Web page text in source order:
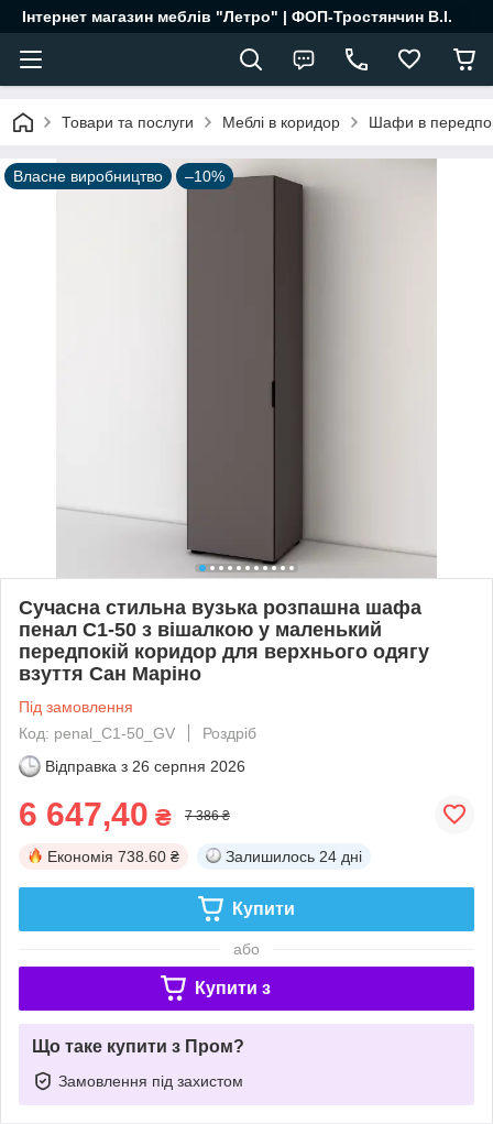
Інтернет магазин меблів "Летро" | ФОП-Тростянчин В.І.
Товари та послуги Меблі в коридор Шафи в
Власне виробництво –10%
Сучасна стильна вузька розпашна шафа
пенал C1-50 з вішалкою у маленький
передпокій коридор для верхнього одягу
взуття Сан Маріно
Під замовлення
Код: penal_C1-50_GV
Роздріб
Відправка з 26 серпня 2026
6 647,40 ₴ 7 386 ₴
Економія 738.60 ₴ Залишилось 24 дні
Купити
або
Купити з
Що таке купити з Пром?
Замовлення під захистом